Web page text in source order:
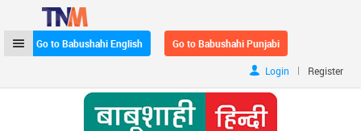
Go to Babushahi English Go to Babushahi Punjabi
Login | Register